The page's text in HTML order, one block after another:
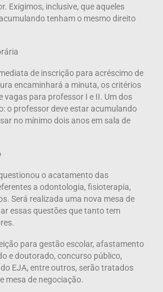
Exigimos, inclusive, que aqueles
tenham o mesmo direito
de inscrição para acréscimo de
encaminhará a minuta, os critérios
vagas para professor I e II. Um dos
o professor deve estar acumulando
no mínimo dois anos em sala de
o acatamento das
a odontologia, fisioterapia,
Será realizada uma nova mesa de
essas questões que tanto tem
para gestão escolar, afastamento
e doutorado, concurso público,
EJA, entre outros, serão tratados
mesa de negociação.